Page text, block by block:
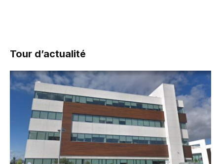
Tour d’actualité